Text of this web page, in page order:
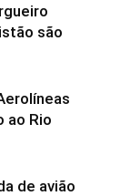
são
ao Rio
de avião